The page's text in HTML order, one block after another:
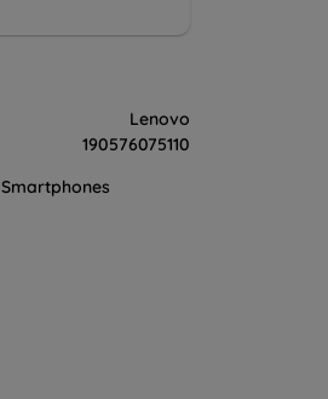
Lenovo
190576075110
Smartphones